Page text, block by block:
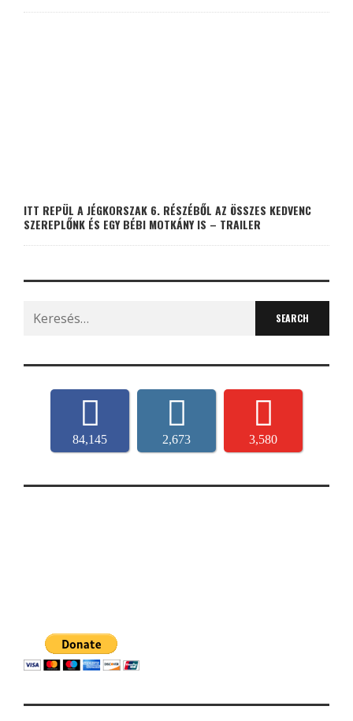
ITT REPÜL A JÉGKORSZAK 6. RÉSZÉBŐL AZ ÖSSZES KEDVENC
SZEREPLŐNK ÉS EGY BÉBI MOTKÁNY IS – TRAILER
Search
for:
84,145 2,673 3,580